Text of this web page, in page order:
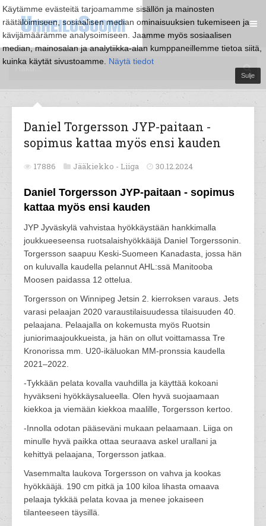
Käytämme evästeitä tarjoamamme sisällön ja mainosten
räätälöimiseen, sosiaalisen median ominaisuuksien tukemiseen ja
kävijämäärämme analysoimiseen. Jaamme myös sosiaalisen
median, mainosalan ja analytiikka-alan kumppaneillemme tietoa siitä,
kuinka käytät sivustoamme. Näytä tiedot
Sulje
Daniel Torgersson JYP-paitaan -
sopimus kattaa myös ensi kauden
17886 Jääkiekko - Liiga 30.12.2024
Daniel Torgersson JYP-paitaan - sopimus
kattaa myös ensi kauden
JYP Jyväskylä vahvistaa hyökkäystään hankkimalla
joukkueeseensa ruotsalaishyökkääjä Daniel Torgerssonin.
Torgersson saapuu Keski-Suomeen Kanadasta, jossa hän
on kuluvalla kaudella pelannut AHL:ssä Manitooba
Moosen paidassa 12 ottelua.
Torgersson on Winnipeg Jetsin 2. kierroksen varaus. Jets
varasi pelaajan 2020 varaustilaisuudessa tilaisuuden 40.
pelaajana. Pelaajalla on kokemusta myös Ruotsin
juniorimaajoukkueista, ja hän on ollut voittamassa Tre
Kronorissa mm. U20-ikäluokan MM-pronssia kaudella
2021–2022.
-Tykkään pelata kovalla vauhdilla ja käyttää kokoani
hyväkseni hyökkäysalueella. Olen hyvä suojaamaan
kiekkoa ja viemään kiekkoa maalille, Torgersson kertoo.
-Innolla odotan pääseväni mukaan pelaamaan. Liiga on
minulle hyvä paikka ottaa seuraava askel urallani ja
kehittyä pelaajana, Torgersson jatkaa.
Vasemmalta laukova Torgersson on vahva ja kookas
hyökkääjä. 190 cm pitkä ja 100 kiloa lihasta omaava
pelaaja tykkää pelata kovaa ja menee jokaiseen
tilanteeseen täysillä.